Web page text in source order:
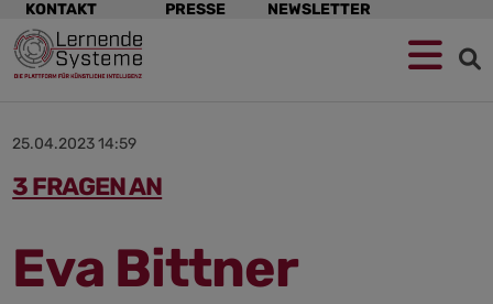
Zur
Navigation
springen
Zum
Hauptinhalt
springen
Zum
Footer
springen
Navigation
überspringen
KONTAKT PRESSE NEWSLETTER
25.04.2023 14:59
3 FRAGEN AN
Eva Bittner